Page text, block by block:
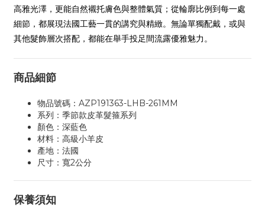
高雅光澤，更能自然襯托膚色與整體氣質；從輪廓比例到每一處
細節，都展現法國工藝一貫的講究與精緻。無論單獨配戴，或與
其他髮飾層次搭配，都能在舉手投足間流露優雅魅力。
商品細節
物品號碼：AZP191363-LHB-261MM
系列：季節款皮革髮箍系列
顏色：深藍色
材料：高級小羊皮
產地：法國
尺寸：寬2公分
保養須知